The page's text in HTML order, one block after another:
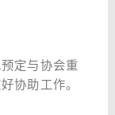
定与协会重
协助工作。